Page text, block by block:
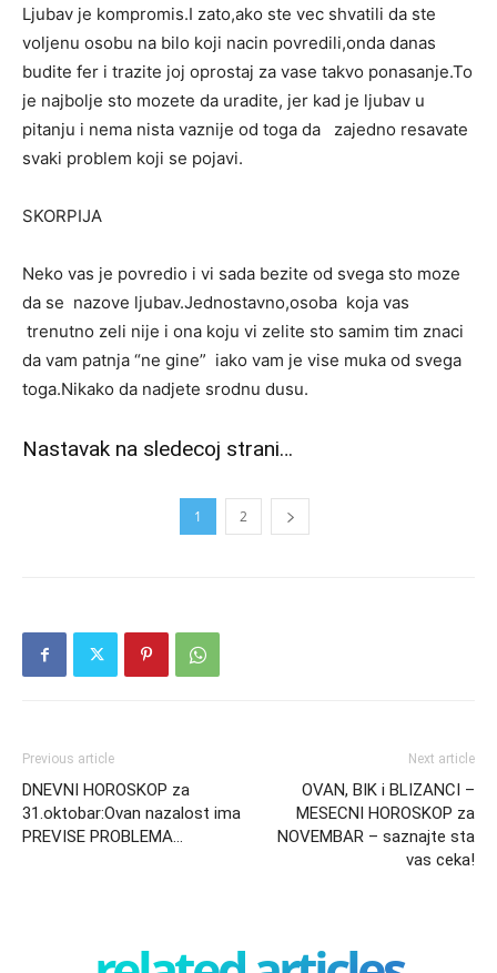
Ljubav je kompromis.I zato,ako ste vec shvatili da ste
voljenu osobu na bilo koji nacin povredili,onda danas
budite fer i trazite joj oprostaj za vase takvo ponasanje.To
je najbolje sto mozete da uradite, jer kad je ljubav u
pitanju i nema nista vaznije od toga da zajedno resavate
svaki problem koji se pojavi.
SKORPIJA
Neko vas je povredio i vi sada bezite od svega sto moze
da se nazove ljubav.Jednostavno,osoba koja vas
trenutno zeli nije i ona koju vi zelite sto samim tim znaci
da vam patnja “ne gine” iako vam je vise muka od svega
toga.Nikako da nadjete srodnu dusu.
Nastavak na sledecoj strani…
1 2
Previous article
DNEVNI HOROSKOP za
31.oktobar:Ovan nazalost ima
PREVISE PROBLEMA…
Next article
OVAN, BIK i BLIZANCI –
MESECNI HOROSKOP za
NOVEMBAR – saznajte sta
vas ceka!